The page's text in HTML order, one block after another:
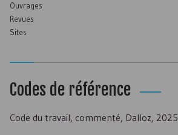
Ouvrages
Revues
Sites
Codes de référence
Code du travail, commenté, Dalloz, 2025